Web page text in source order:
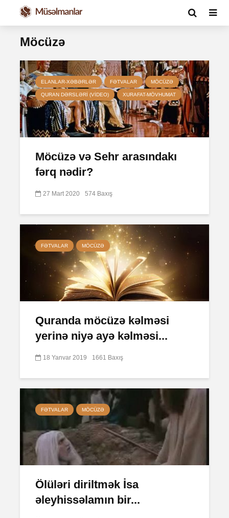
Möcüzə
ELANLAR-XƏBƏRLƏR FƏTVALAR MÖCÜZƏ
QURAN DƏRSLƏRI (VIDEO) XURAFAT-MÖVHUMAT
Möcüzə və Sehr arasındakı
fərq nədir?
27 Mart 2020 574 Baxış
FƏTVALAR MÖCÜZƏ
Quranda möcüzə kəlməsi
yerinə niyə ayə kəlməsi...
18 Yanvar 2019 1661 Baxış
FƏTVALAR MÖCÜZƏ
Ölüləri diriltmək İsa
əleyhissəlamın bir...